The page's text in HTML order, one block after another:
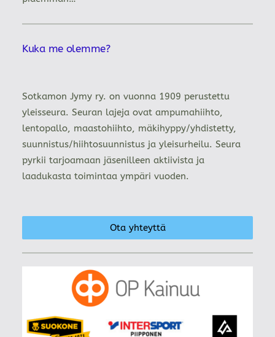
Kuka me olemme?
Sotkamon Jymy ry. on vuonna 1909 perustettu
yleisseura. Seuran lajeja ovat ampumahiihto,
lentopallo, maastohiihto, mäkihyppy/yhdistetty,
suunnistus/hiihtosuunnistus ja yleisurheilu. Seura
pyrkii tarjoamaan jäsenilleen aktiivista ja
laadukasta toimintaa ympäri vuoden.
Ota yhteyttä